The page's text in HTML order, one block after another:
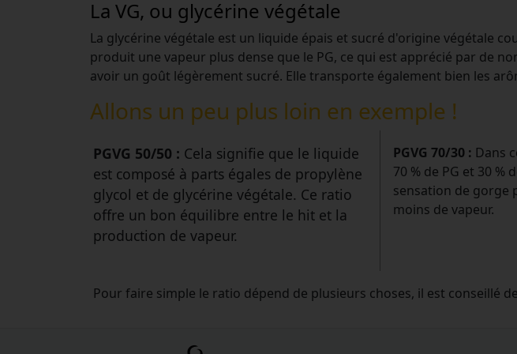
La VG, ou glycérine végétale
La glycérine végétale est un liquide épais et sucré d'origine végétale
produit une vapeur plus dense que le PG, ce qui est apprécié par de
avoir un goût légèrement sucré. Elle transporte également bien les
Allons un peu plus loin en exemple !
PGVG 50/50 : Cela signifie que le liquide
est composé à parts égales de propylène
glycol et de glycérine végétale. Ce ratio
offre un bon équilibre entre le hit et la
production de vapeur.
PGVG 70/30 : Dans
70 % de PG et 30 %
sensation de gorge
moins de vapeur.
Pour faire simple le ratio dépend de plusieurs choses, il est conseillé